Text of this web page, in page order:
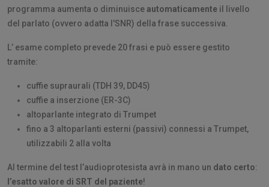
programma aumenta o diminuisceautomaticamente il livello
del parlato (ovvero adatta l'SNR) della frase successiva.
L’ esame completo prevede 20 frasi e può essere gestito
tramite:
cuffie supraurali (TDH 39, DD45)
cuffie a inserzione (ER-3C)
altoparlante integrato di Trumpet
fino a 3 altoparlanti esterni (passivi) connessi a Trumpet,
utilizzabili 2 alla volta
Al termine del test l’audioprotesista avrà in mano un dato certo:
l’esatto valore di SRT del paziente!